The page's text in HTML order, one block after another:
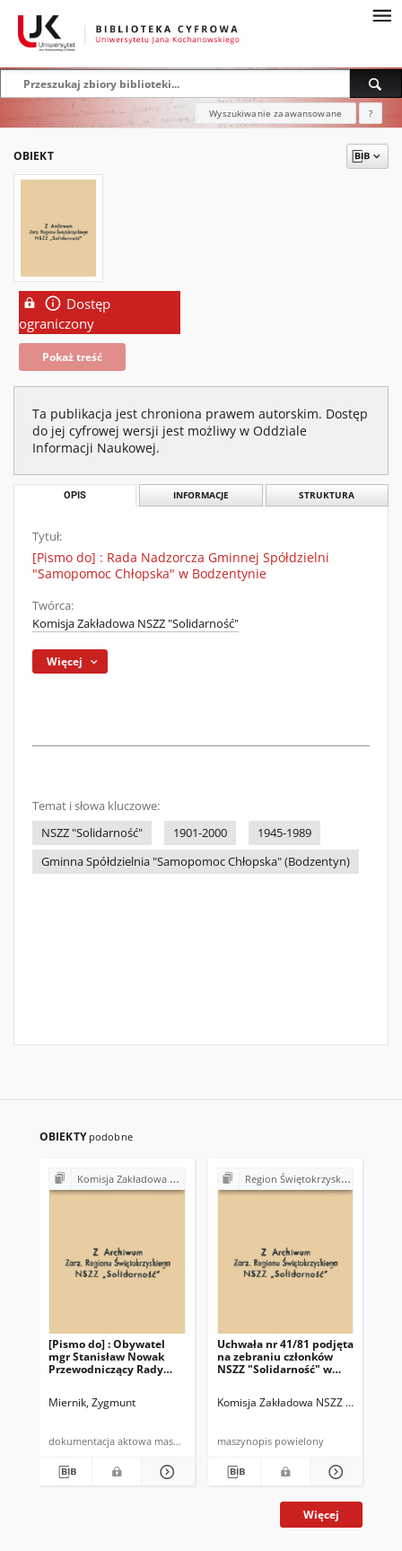
Wyszukiwanie zaawansowane ?
OBIEKT
Dostęp
ograniczony
Pokaż treść
Ta publikacja jest chroniona prawem autorskim. Dostęp
do jej cyfrowej wersji jest możliwy w Oddziale
Informacji Naukowej.
OPIS INFORMACJE STRUKTURA
Tytuł:
[Pismo do] : Rada Nadzorcza Gminnej Spółdzielni
"Samopomoc Chłopska" w Bodzentynie
Twórca:
Komisja Zakładowa NSZZ "Solidarność"
Więcej
Temat i słowa kluczowe:
NSZZ "Solidarność"
1901-2000
1945-1989
Gminna Spółdzielnia "Samopomoc Chłopska" (Bodzentyn)
OBIEKTY podobne
Komisja Zakładowa NSZZ "Solidarność" przy Gminnej Spółdzielni "Samopomoc Chłopska" w Bodzentynie
[Pismo do] : Obywatel
mgr Stanisław Nowak
Przewodniczący Rady
Chłopska" w Bodzentynie
Miernik, Zygmunt
dokumentacja aktowa maszynopis
Region Świętokrzyski NSZZ "Solidarność". Delegatura Starachowice
Uchwała nr 41/81 podjęta
na zebraniu członków
NSZZ "Solidarność" w
Komisja Zakładowa NSZZ
maszynopis powielony
Więcej